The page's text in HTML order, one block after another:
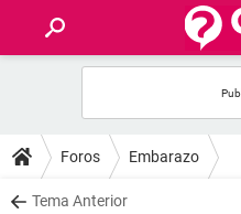
FOROS
SALUD
Foros Embarazo
Tema Anterior